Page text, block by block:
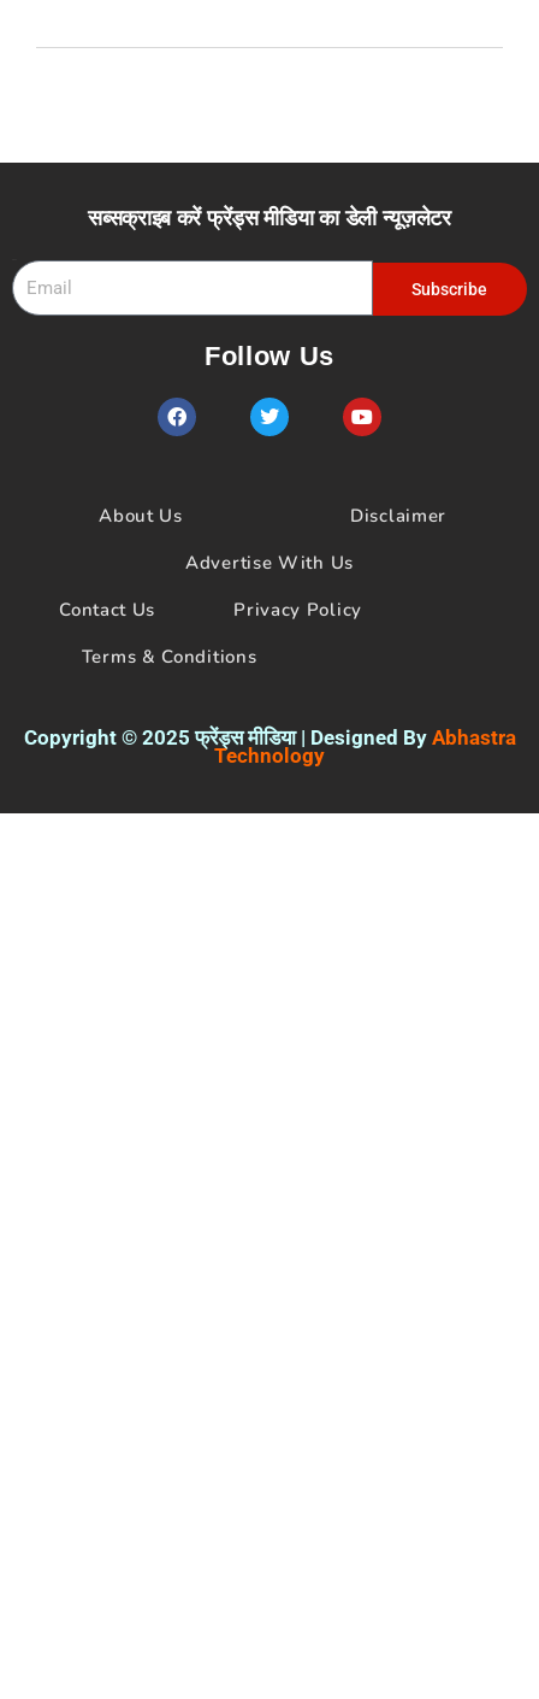
सब्सक्राइब करें फ्रेंड्स मीडिया का डेली न्यूज़लेटर
Subscribe
Follow Us
F
a
c
o
T
w
i
Y
o
u
e
About Us
Disclaimer
Advertise With Us
Contact Us
Privacy Policy
Terms & Conditions
Copyright © 2025 फ्रेंड्स मीडिया | Designed By Abhastra
Technology